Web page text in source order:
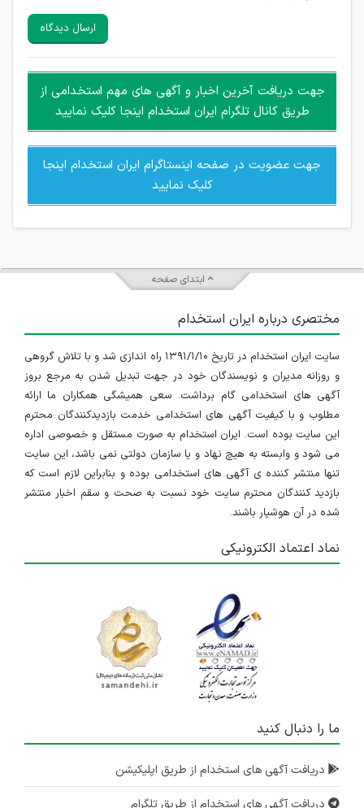
هرگونه تحریک، تحقیر و کنایه به سایر افراد (مسئول و غیر مسئول)
غیر مجاز می باشد.
امکان هماهنگی برای هرگونه ملاقات حضوری چه به صورت دسته
جمعی و چه فردی توسط کاربران سایت وجود ندارد.
ارسال دیدگاه
جهت دریافت آخرین اخبار و آگهی های مهم استخدامی از
طریق کانال تلگرام ایران استخدام اینجا کلیک نمایید
جهت عضویت در صفحه اینستاگرام ایران استخدام اینجا
کلیک نمایید
ابتدای صفحه
مختصری درباره ایران استخدام
سایت ایران استخدام در تاریخ ۱۳۹۱/۱/۱۰ راه اندازی شد و با تلاش گروهی
و روزانه مدیران و نویسندگان خود در جهت تبدیل شدن به مرجع بروز
آگهی های استخدامی گام برداشت. سعی همیشگی همکاران ما ارائه
مطلوب و با کیفیت آگهی های استخدامی خدمت بازدیدکنندگان محترم
این سایت بوده است. ایران استخدام به صورت مستقل و خصوصی اداره
می شود و وابسته به هیچ نهاد و یا سازمان دولتی نمی باشد، این سایت
تنها منتشر کننده ی آگهی های استخدامی بوده و بنابراین لازم است که
بازدید کنندگان محترم سایت خود نسبت به صحت و سقم اخبار منتشر
شده در آن هوشیار باشند.
نماد اعتماد الکترونیکی
ما را دنبال کنید
دریافت آگهی های استخدام از طریق اپلیکیشن
دریافت آگهی های استخدام از طریق تلگرام